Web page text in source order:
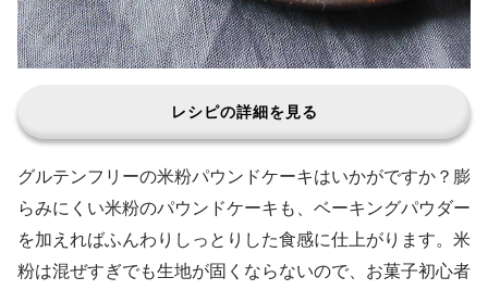
レシピの詳細を見る
グルテンフリーの米粉パウンドケーキはいかがですか？膨
らみにくい米粉のパウンドケーキも、ベーキングパウダー
を加えればふんわりしっとりした食感に仕上がります。米
粉は混ぜすぎでも生地が固くならないので、お菓子初心者